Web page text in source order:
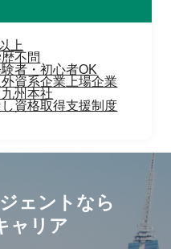
上
不問
者・初心者OK
外資系企業上場企業
州本社
資格取得支援制度
ェントなら
ャリア